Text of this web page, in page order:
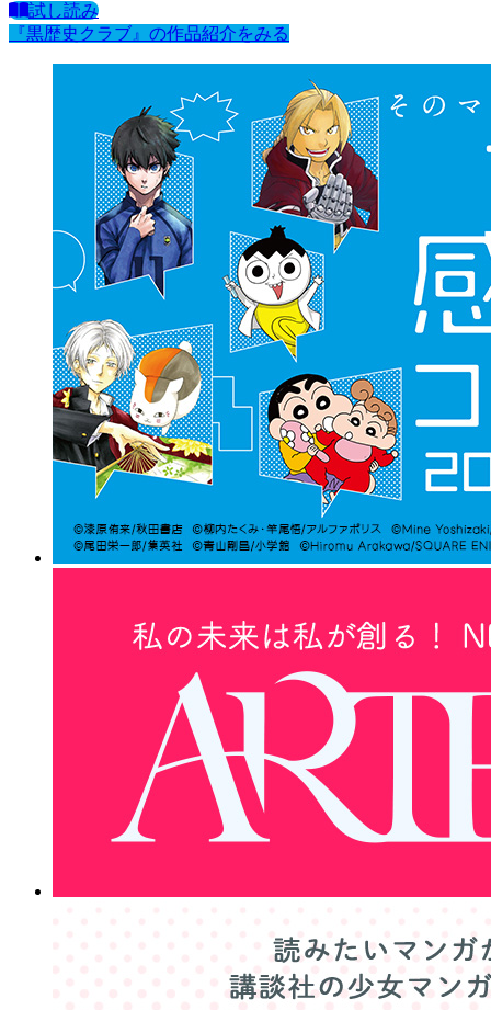
試し読み
『黒歴史クラブ』の作品紹介をみる